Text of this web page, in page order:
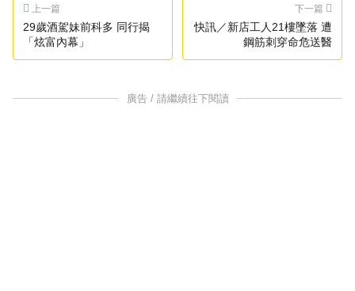
上一篇
29歲酒駕妹前科多 同行揭
「炫富內幕」
下一篇
快訊／新店工人21樓墜落 遭
鋼筋刺穿命危送醫
廣告 / 請繼續往下閱讀